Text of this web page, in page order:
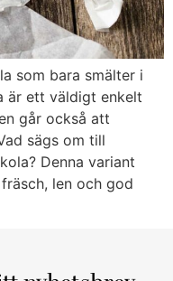
som bara smälter i
är ett väldigt enkelt
går också att
sägs om till
Denna variant
len och god